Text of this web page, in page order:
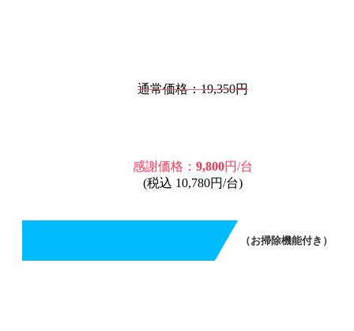
通常価格：19,350円
感謝価格： 9,800円/台
(税込 10,780円/台)
エアコンクリーニング（お掃除機能付き）
（お掃除機能付き）